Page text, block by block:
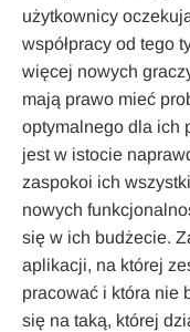
użytkownicy
współpracy od tego
więcej nowych
mają prawo mieć
optymalnego dla ich
jest w istocie
zaspokoi ich
nowych
się w ich budżecie.
aplikacji, na której
pracować i która nie
się na taką, której